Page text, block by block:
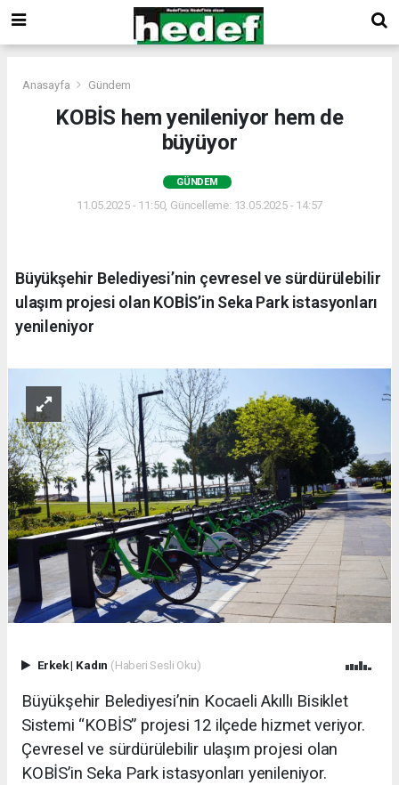
Anasayfa Gündem
KOBİS hem yenileniyor hem de
büyüyor
GÜNDEM
11.05.2025 - 11:50, Güncelleme: 13.05.2025 - 14:57
Büyükşehir Belediyesi’nin çevresel ve sürdürülebilir
ulaşım projesi olan KOBİS’in Seka Park istasyonları
yenileniyor
Erkek| Kadın (Haberi Sesli Oku)
Büyükşehir Belediyesi’nin Kocaeli Akıllı Bisiklet
Sistemi “KOBİS” projesi 12 ilçede hizmet veriyor.
Çevresel ve sürdürülebilir ulaşım projesi olan
KOBİS’in Seka Park istasyonları yenileniyor.